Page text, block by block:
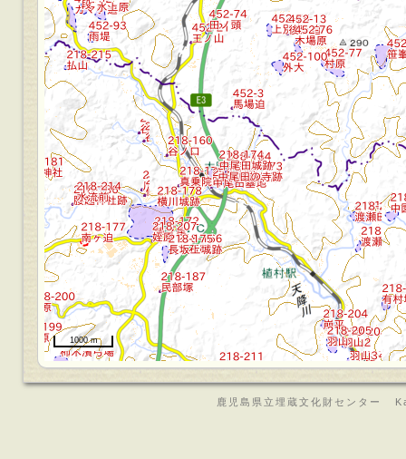
1000 m
鹿児島県立埋蔵文化財センタ